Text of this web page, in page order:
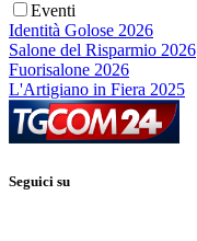
Eventi
Identità Golose 2026
Salone del Risparmio 2026
Fuorisalone 2026
L'Artigiano in Fiera 2025
Seguici su